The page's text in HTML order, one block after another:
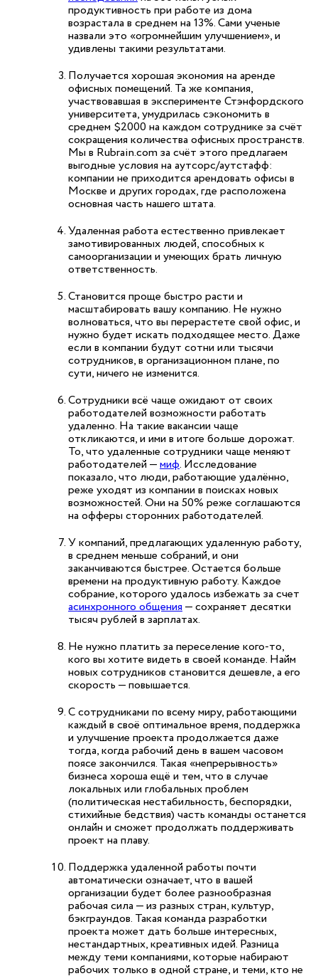
продуктивность при работе из дома
возрастала в среднем на 13%. Сами ученые
назвали это «огромнейшим улучшением», и
удивлены такими результатами.
Получается хорошая экономия на аренде
офисных помещений. Та же компания,
участвовавшая в эксперименте Стэнфордского
университета, умудрилась сэкономить в
среднем $2000 на каждом сотруднике за счёт
сокращения количества офисных пространств.
Мы в Rubrain.com за счёт этого предлагаем
выгодные условия на аутсорс/аутстафф:
компании не приходится арендовать офисы в
Москве и других городах, где расположена
основная часть нашего штата.
Удаленная работа естественно привлекает
замотивированных людей, способных к
самоорганизации и умеющих брать личную
ответственность.
Становится проще быстро расти и
масштабировать вашу компанию. Не нужно
волноваться, что вы перерастете свой офис, и
нужно будет искать подходящее место. Даже
если в компании будут сотни или тысячи
сотрудников, в организационном плане, по
сути, ничего не изменится.
Сотрудники всё чаще ожидают от своих
работодателей возможности работать
удаленно. На такие вакансии чаще
откликаются, и ими в итоге больше дорожат.
То, что удаленные сотрудники чаще меняют
работодателей —миф. Исследование
показало, что люди, работающие удалённо,
реже уходят из компании в поисках новых
возможностей. Они на 50% реже соглашаются
на офферы сторонних работодателей.
У компаний, предлагающих удаленную работу,
в среднем меньше собраний, и они
заканчиваются быстрее. Остается больше
времени на продуктивную работу. Каждое
собрание, которого удалось избежать за счет
асинхронного общения— сохраняет десятки
тысяч рублей в зарплатах.
Не нужно платить за переселение кого-то,
кого вы хотите видеть в своей команде. Найм
новых сотрудников становится дешевле, а его
скорость — повышается.
С сотрудниками по всему миру, работающими
каждый в своё оптимальное время, поддержка
и улучшение проекта продолжается даже
тогда, когда рабочий день в вашем часовом
поясе закончился. Такая «непрерывность»
бизнеса хороша ещё и тем, что в случае
локальных или глобальных проблем
(политическая нестабильность, беспорядки,
стихийные бедствия) часть команды останется
онлайн и сможет продолжать поддерживать
проект на плаву.
Поддержка удаленной работы почти
автоматически означает, что в вашей
организации будет более разнообразная
рабочая сила — из разных стран, культур,
бэкграундов. Такая команда разработки
проекта может дать больше интересных,
нестандартных, креативных идей. Разница
между теми компаниями, которые набирают
рабочих только в одной стране, и теми, кто не